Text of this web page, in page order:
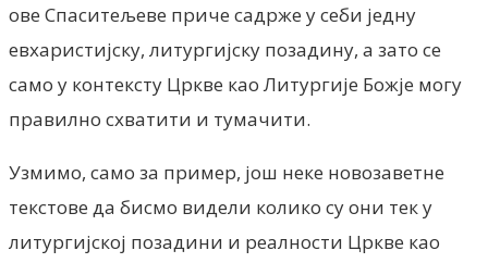
ове Спаситељеве приче садрже у себи једну
евхаристијску, литургијску позадину, а зато се
само у контексту Цркве као Литургије Божје могу
правилно схватити и тумачити.
Узмимо, само за пример, још неке новозаветне
текстове да бисмо видели колико су они тек у
литургијској позадини и реалности Цркве као